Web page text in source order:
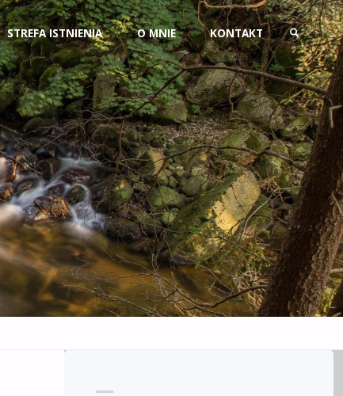
Przejdź
do
treści
STREFA ISTNIENIA O MNIE KONTAKT
SZUKAJ